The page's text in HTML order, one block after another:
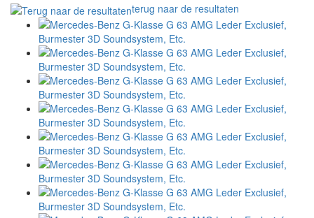
terug naar de resultaten